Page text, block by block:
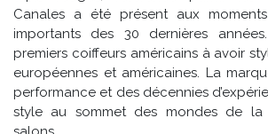
Canales a été présent aux
importants des 30 dernières
premiers coiffeurs américains à avoir
européennes et américaines. La
performance et des décennies
style au sommet des mondes de